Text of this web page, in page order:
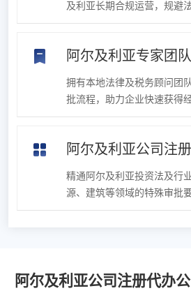
及利亚长期合规运营，规避
阿尔及利亚专家团
拥有本地法律及税务顾问团
批流程，助力企业快速获得
阿尔及利亚公司注
精通阿尔及利亚投资法及行
源、建筑等领域的特殊审批
阿尔及利亚公司注册代办